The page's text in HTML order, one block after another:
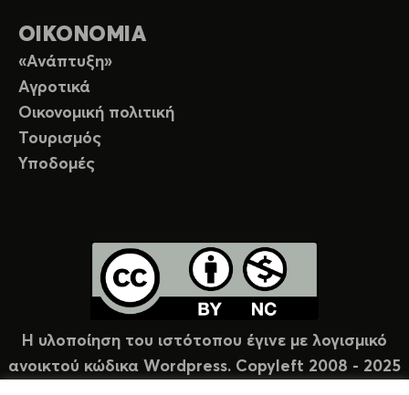
ΟΙΚΟΝΟΜΙΑ
«Ανάπτυξη»
Αγροτικά
Οικονομική πολιτική
Τουρισμός
Υποδομές
Η υλοποίηση του ιστότοπου έγινε με λογισμικό
ανοικτού κώδικα Wordpress. Copyleft 2008 - 2025